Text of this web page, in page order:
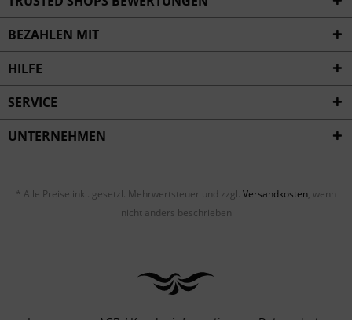
BEZAHLEN MIT
HILFE
SERVICE
UNTERNEHMEN
* Alle Preise inkl. gesetzl. Mehrwertsteuer und zzgl. Versandkosten, wenn
nicht anders beschrieben